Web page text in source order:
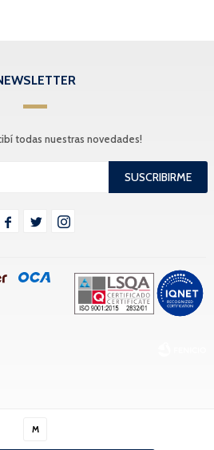
M
todas nuestras novedades!
SUSCRIBIRME
  